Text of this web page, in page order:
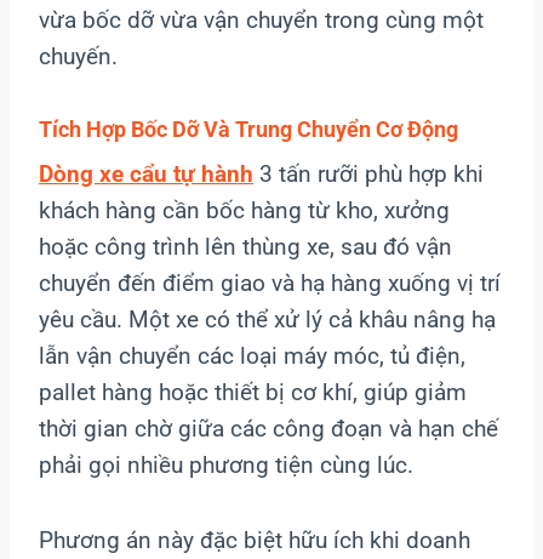
vừa bốc dỡ vừa vận chuyển trong cùng một
chuyến.
Tích Hợp Bốc Dỡ Và Trung Chuyển Cơ Động
Dòng xe cẩu tự hành 3 tấn rưỡi phù hợp khi
khách hàng cần bốc hàng từ kho, xưởng
hoặc công trình lên thùng xe, sau đó vận
chuyển đến điểm giao và hạ hàng xuống vị trí
yêu cầu. Một xe có thể xử lý cả khâu nâng hạ
lẫn vận chuyển các loại máy móc, tủ điện,
pallet hàng hoặc thiết bị cơ khí, giúp giảm
thời gian chờ giữa các công đoạn và hạn chế
phải gọi nhiều phương tiện cùng lúc.
Phương án này đặc biệt hữu ích khi doanh